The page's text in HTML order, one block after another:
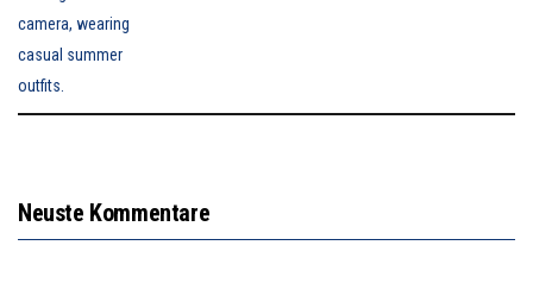
Neuste Kommentare